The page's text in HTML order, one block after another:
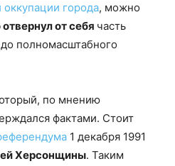
города, можно
от себя часть
полномасштабного
по мнению
фактами. Стоит
1 декабря 1991
Херсонщины. Таким